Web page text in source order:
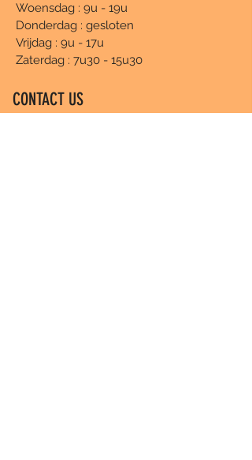
Woensdag : 9u - 19u
Donderdag : gesloten
Vrijdag : 9u - 17u
Zaterdag : 7u30 - 15u30
CONTACT US